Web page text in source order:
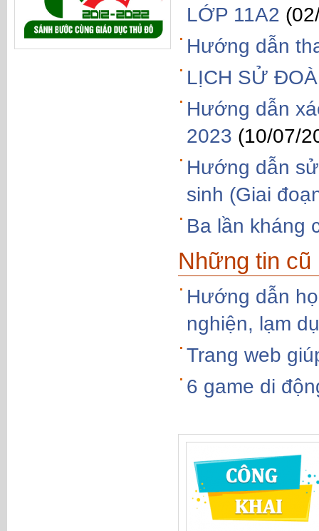
LỚP 11A2
Hướng dẫn
LỊCH SỬ
Hướng dẫn
2023 (10/07/
Hướng dẫn
sinh (Giai
Ba lần kháng
Những tin cũ
Hướng dẫn
nghiện, lạm
Trang web
6 game di